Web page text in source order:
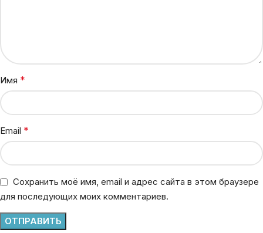
Имя *
Email *
Сохранить моё имя, email и адрес сайта в этом браузере
для последующих моих комментариев.